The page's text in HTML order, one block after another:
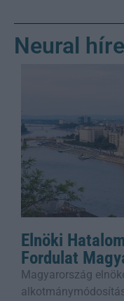
Neural
Elnöki
Fordulat
Magyarország